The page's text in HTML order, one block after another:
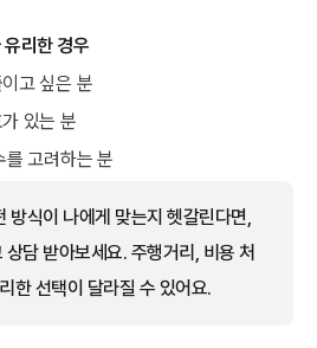
리한 경우
고 싶은 분
있는 분
를 고려하는 분
방식이 나에게 맞는지 헷갈린다면,
담 받아보세요. 주행거리, 비용 처
한 선택이 달라질 수 있어요.